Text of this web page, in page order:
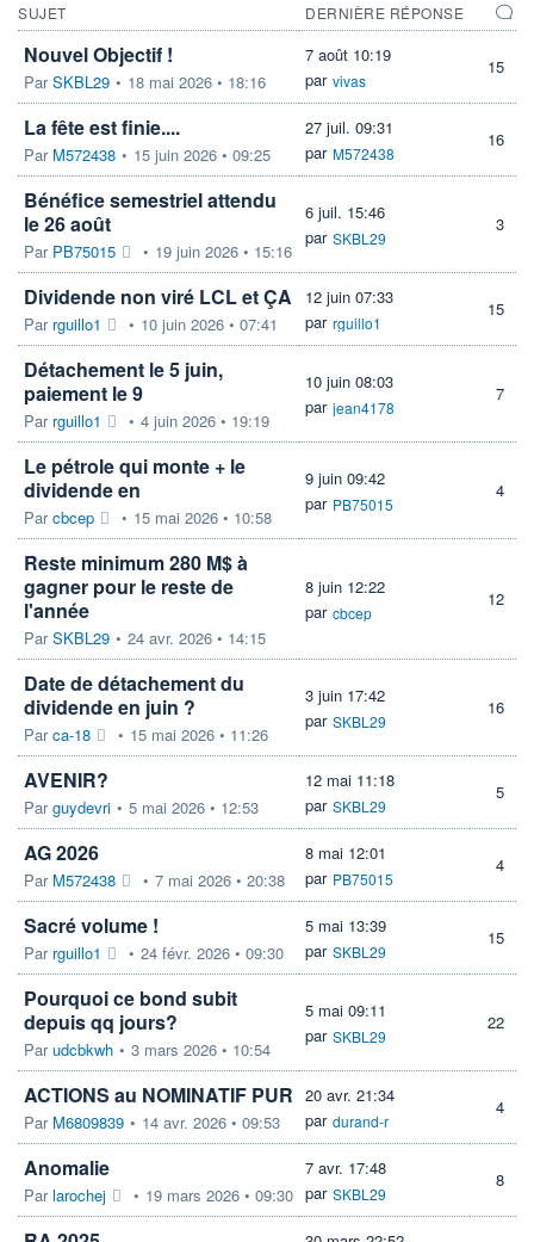
ÉLIGIBILITÉ
CTO BUSINESS
RISQUE ESG
SUJET DERNIÈRE RÉPONSE
Nouvel Objectif !
ParSKBL29 • 18 mai 2026 • 18:16
7 août 10:19
par vivas
15
La fête est finie....
Par M572438 • 15 juin 2026 • 09:25
27 juil. 09:31
par M572438
16
Bénéfice semestriel attendu
le 26 août
Par PB75015 • 19 juin 2026 • 15:16
6 juil. 15:46
par SKBL29
3
Dividende non viré LCL et ÇA
Par rguillo1 • 10 juin 2026 • 07:41
12 juin 07:33
par rguillo1
15
Détachement le 5 juin,
paiement le 9
Par rguillo1 • 4 juin 2026 • 19:19
10 juin 08:03
par jean4178
7
Le pétrole qui monte + le
dividende en
Parcbcep • 15 mai 2026 • 10:58
9 juin 09:42
par PB75015
4
Reste minimum 280 M$ à
gagner pour le reste de
l'année
ParSKBL29 • 24 avr. 2026 • 14:15
8 juin 12:22
par cbcep
12
Date de détachement du
dividende en juin ?
Parca-18 • 15 mai 2026 • 11:26
3 juin 17:42
par SKBL29
16
AVENIR?
Parguydevri • 5 mai 2026 • 12:53
12 mai 11:18
par SKBL29
5
AG 2026
Par M572438 • 7 mai 2026 • 20:38
8 mai 12:01
par PB75015
4
Sacré volume !
Par rguillo1 • 24 févr. 2026 • 09:30
5 mai 13:39
par SKBL29
15
Pourquoi ce bond subit
depuis qq jours?
Parudcbkwh • 3 mars 2026 • 10:54
5 mai 09:11
par SKBL29
22
ACTIONS au NOMINATIF PUR
Par M6809839 • 14 avr. 2026 • 09:53
20 avr. 21:34
par durand-r
4
Anomalie
Parlarochej • 19 mars 2026 • 09:30
7 avr. 17:48
par SKBL29
8